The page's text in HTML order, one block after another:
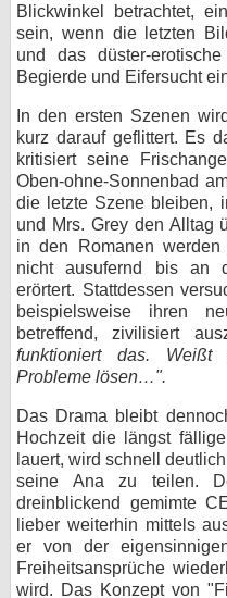
Blickwinkel betrachtet,
sein, wenn die letzten
und das düster-
Begierde und Eifersucht
In den ersten Szenen
kurz darauf geflittert. Es
kritisiert seine
Oben-ohne-Sonnenbad
die letzte Szene bleiben,
und Mrs. Grey den Alltag
in den Romanen
nicht ausufernd bis an
erörtert. Stattdessen
beispielsweise ihren
betreffend, zivilisiert
funktioniert das.
Probleme lösen…".
Das Drama bleibt
Hochzeit die längst
lauert, wird schnell
seine Ana zu teilen.
dreinblickend gemimte
lieber weiterhin mittels
er von der
Freiheitsansprüche
wird. Das Konzept von